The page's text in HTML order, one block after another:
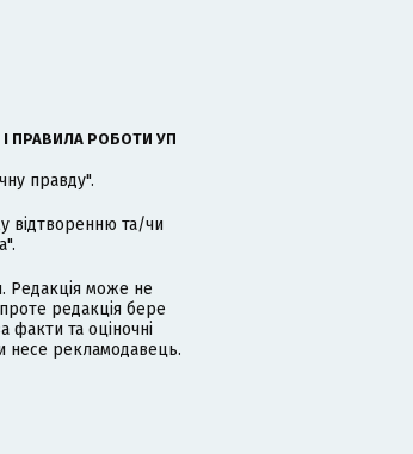
ПРАВИЛА РОБОТИ УП
правду".
відтворенню та/чи
Редакція може не
редакція бере
факти та оціночні
несе рекламодавець.